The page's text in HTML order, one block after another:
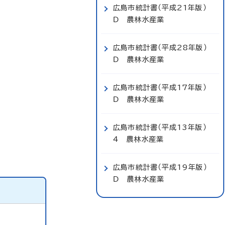
広島市統計書（平成21年版）
D 農林水産業
広島市統計書（平成28年版）
D 農林水産業
広島市統計書（平成17年版）
D 農林水産業
広島市統計書（平成13年版）
4 農林水産業
広島市統計書（平成19年版）
D 農林水産業